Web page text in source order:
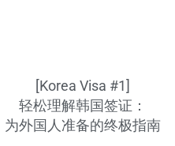
[Korea Visa #1]
轻松理解韩国签证：
为外国人准备的终极指南